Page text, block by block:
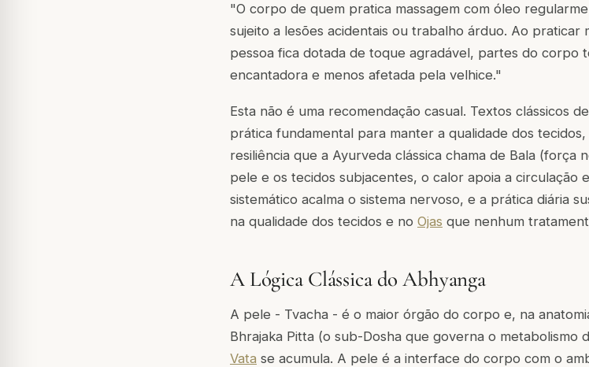
"O corpo de quem pratica massagem com óleo
sujeito a lesões acidentais ou trabalho árduo. Ao praticar
pessoa fica dotada de toque agradável, partes do corpo
encantadora e menos afetada pela velhice."
Esta não é uma recomendação casual. Textos clássicos
prática fundamental para manter a qualidade dos
resiliência que a Ayurveda clássica chama de Bala (força
pele e os tecidos subjacentes, o calor apoia a circulação
sistemático acalma o sistema nervoso, e a prática diária
na qualidade dos tecidos e no Ojas que nenhum
A Lógica Clássica do Abhyanga
A pele - Tvacha - é o maior órgão do corpo e, na
Bhrajaka Pitta (o sub-Dosha que governa o metabolismo
Vata se acumula. A pele é a interface do corpo com o